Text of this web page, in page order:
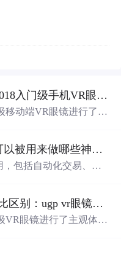
目前哪个vr眼镜牌子效果更好？选哪款vr眼镜性价比高，求推荐2017...
移动端VR眼镜进行了主
体验的因素，如视场
python可以干嘛用-Python可以被用来做哪些神奇好玩的事情
，包括自动化交易、程
如学语法、做项目、了
2018入门级手机VR眼镜对比区别：ugp vr眼镜怎么样？目前哪个vr眼镜牌子效果更好，vr眼镜选哪款？
VR眼镜进行了主观体验